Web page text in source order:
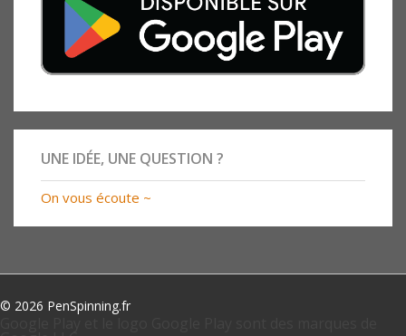
UNE IDÉE, UNE QUESTION ?
On vous écoute ~
© 2026 PenSpinning.fr